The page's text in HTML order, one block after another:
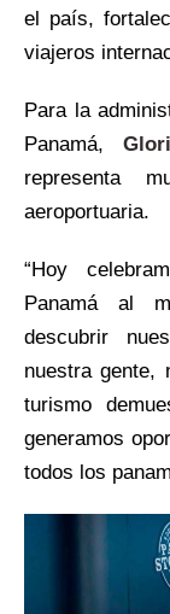
el país,
viajeros
Para la
Panamá,
representa
aeroportuaria.
“Hoy
Panamá al
descubrir
nuestra gente,
turismo
generamos
todos los